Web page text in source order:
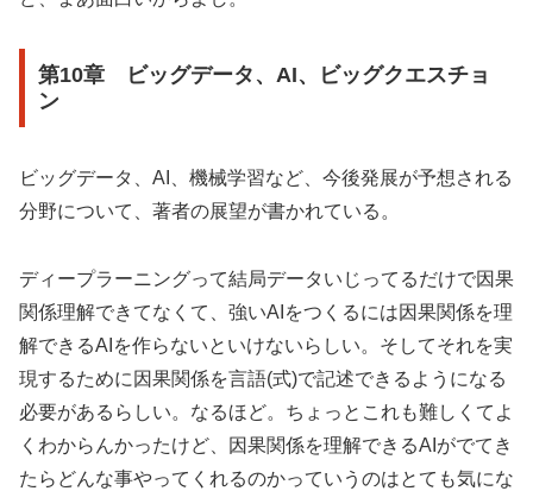
第10章 ビッグデータ、AI、ビッグクエスチョ
ン
ビッグデータ、AI、機械学習など、今後発展が予想される
分野について、著者の展望が書かれている。
ディープラーニングって結局データいじってるだけで因果
関係理解できてなくて、強いAIをつくるには因果関係を理
解できるAIを作らないといけないらしい。そしてそれを実
現するために因果関係を言語(式)で記述できるようになる
必要があるらしい。なるほど。ちょっとこれも難しくてよ
くわからんかったけど、因果関係を理解できるAIがでてき
たらどんな事やってくれるのかっていうのはとても気にな